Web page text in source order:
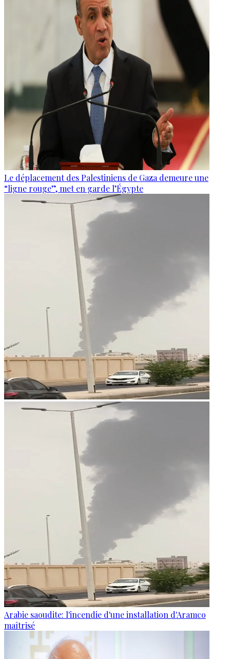
Le déplacement des Palestiniens de Gaza demeure une
“ligne rouge”, met en garde l’Égypte
Arabie saoudite: l'incendie d'une installation d'Aramco
maîtrisé